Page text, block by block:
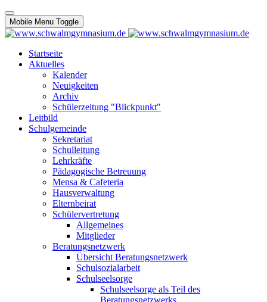
Mobile Menu Toggle
Startseite
Aktuelles
Kalender
Neuigkeiten
Archiv
Schülerzeitung "Blickpunkt"
Leitbild
Schulgemeinde
Sekretariat
Schulleitung
Lehrkräfte
Pädagogische Betreuung
Mensa & Cafeteria
Hausverwaltung
Elternbeirat
Schülervertretung
Allgemeines
Mitglieder
Beratungsnetzwerk
Übersicht Beratungsnetzwerk
Schulsozialarbeit
Schulseelsorge
Schulseelsorge als Teil des
Beratungsnetzwerks